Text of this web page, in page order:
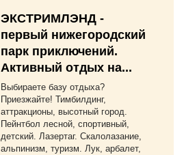
ЭКСТРИМЛЭНД -
первый нижегородский
парк приключений.
Активный отдых на...
Выбираете базу отдыха?
Приезжайте! Тимбилдинг,
аттракционы, высотный город.
Пейнтбол лесной, спортивный,
детский. Лазертаг. Скалолазание,
альпинизм, туризм. Лук, арбалет,